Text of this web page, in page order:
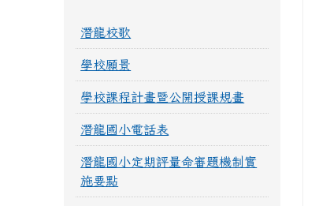
潛龍校歌
學校願景
學校課程計畫暨公開授課規畫
潛龍國小電話表
潛龍國小定期評量命審題機制實
施要點